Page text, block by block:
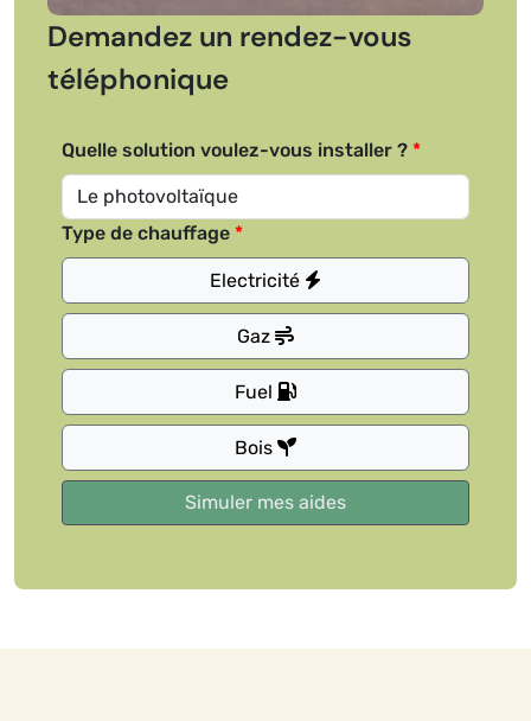
Demandez un rendez-vous
téléphonique
Quelle solution voulez-vous installer ?
Type de chauffage
Electricité
Gaz
Fuel
Bois